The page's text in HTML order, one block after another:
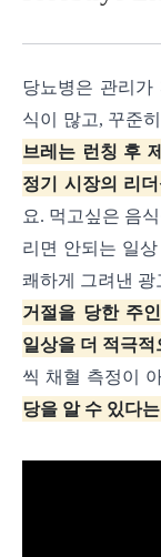
당뇨병은 관리가
식이 많고, 꾸준
브레는 런칭 후
정기 시장의 리
요. 먹고싶은 음
리면 안되는 일
쾌하게 그려낸 광
거절을 당한 주
일상을 더 적극적
씩 채혈 측정이
당을 알 수 있다는